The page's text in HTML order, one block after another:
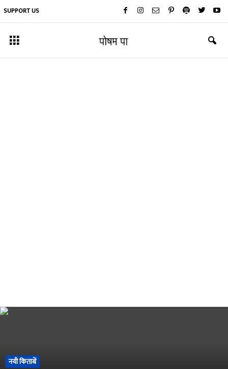
SUPPORT US
नयी किताबें